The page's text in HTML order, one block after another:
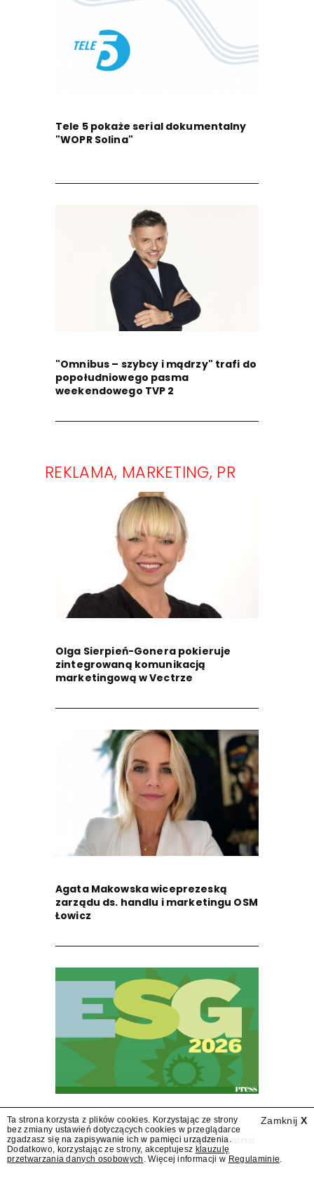
Tele 5 pokaże serial dokumentalny
"WOPR Solina"
"Omnibus – szybcy i mądrzy" trafi do
popołudniowego pasma
weekendowego TVP 2
REKLAMA, MARKETING, PR
Olga Sierpień-Gonera pokieruje
zintegrowaną komunikacją
marketingową w Vectrze
Agata Makowska wiceprezeską
zarządu ds. handlu i marketingu OSM
Łowicz
Nie ma alternatywy dla
odpowiedzialności. Sekcja specjalna
"ESG" w "Press"
Zamknij X
Ta strona korzysta z plików cookies. Korzystając ze strony
bez zmiany ustawień dotyczących cookies w przeglądarce
zgadzasz się na zapisywanie ich w pamięci urządzenia.
Dodatkowo, korzystając ze strony, akceptujesz klauzulę
przetwarzania danych osobowych . Więcej informacji w Regulaminie.